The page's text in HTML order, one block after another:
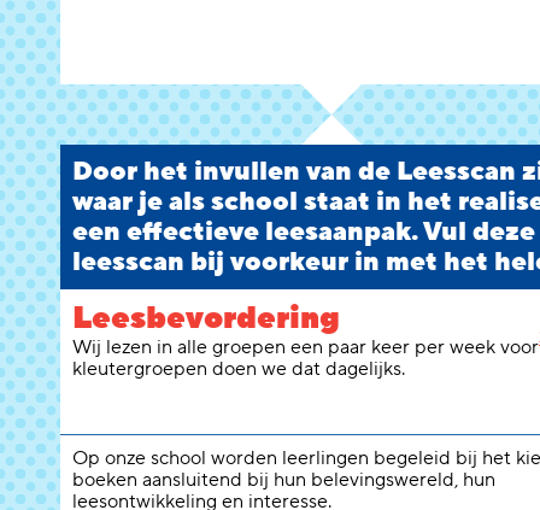
Door het invullen van de Leesscan
waar je als school staat in het
een effectieve leesaanpak. Vul deze
leesscan bij voorkeur in met het
Leesbevordering
Wij lezen in alle groepen een paar keer per week voor
kleutergroepen doen we dat dagelijks.
Op onze school worden leerlingen begeleid bij het
boeken aansluitend bij hun belevingswereld, hun
leesontwikkeling en interesse.